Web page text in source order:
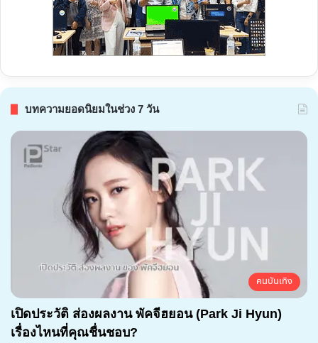
บทความยอดนิยมในช่วง 7 วัน
คนบันเทิง
เปิดประวัติ ส่องผลงาน พัคจีฮยอน (Park Ji Hyun)
เรื่องไหนที่คุณชื่นชอบ?